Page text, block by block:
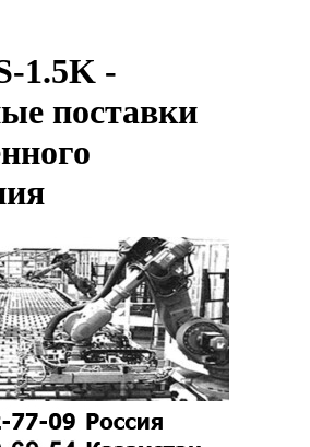
1.5K -
поставки